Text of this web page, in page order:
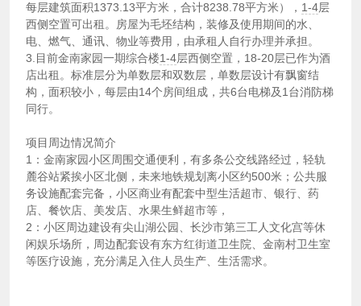
每层建筑面积1373.13平方米，合计8238.78平方米）， 1-4层
西侧空置可出租。房屋为毛坯结构，装修及使用期间的水、
电、燃气、通讯、物业等费用，由承租人自行办理并承担。
3.目前金南家园一期综合楼1-4层西侧空置，18-20层已作为酒
店出租。标准层分为单数层和双数层，单数层设计有飘窗结
构，面积较小，每层由14个房间组成，共6台电梯及1台消防梯
同行。
项目周边情况简介
1：金南家园小区周围交通便利，有多条公交线路经过，轻轨
麓谷站紧挨小区北侧，未来地铁规划离小区约500米；公共服
务设施配套完备，小区商业有配套中型生活超市、银行、药
店、餐饮店、美发店、水果生鲜超市等，
2：小区周边建设有尖山湖公园、长沙市第三工人文化宫等休
闲娱乐场所，周边配套设有东方红街道卫生院、金南村卫生室
等医疗设施，充分满足入住人员生产、生活需求。